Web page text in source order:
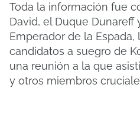
Toda la información fue
David, el Duque Dunareff
Emperador de la Espada,
candidatos a suegro de
una reunión a la que
y otros miembros